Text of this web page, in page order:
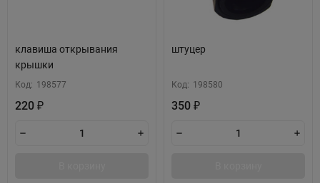
клавиша открывания
крышки
Код: 198577
220 ₽
штуцер
Код: 198580
350 ₽